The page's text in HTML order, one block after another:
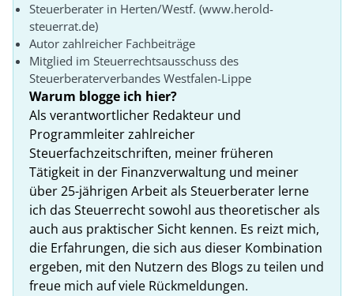
Steuerberater in Herten/Westf. (www.herold-
steuerrat.de)
Autor zahlreicher Fachbeiträge
Mitglied im Steuerrechtsausschuss des
Steuerberaterverbandes Westfalen-Lippe
Warum blogge ich hier?
Als verantwortlicher Redakteur und
Programmleiter zahlreicher
Steuerfachzeitschriften, meiner früheren
Tätigkeit in der Finanzverwaltung und meiner
über 25-jährigen Arbeit als Steuerberater lerne
ich das Steuerrecht sowohl aus theoretischer als
auch aus praktischer Sicht kennen. Es reizt mich,
die Erfahrungen, die sich aus dieser Kombination
ergeben, mit den Nutzern des Blogs zu teilen und
freue mich auf viele Rückmeldungen.